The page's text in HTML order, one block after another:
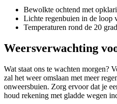
Bewolkte ochtend met
Lichte regenbuien in de loop
Temperaturen rond de 20
Weersverwachting
Wat staat ons te wachten morgen?
zal het weer omslaan met meer
onweersbuien. Zorg ervoor dat je
houd rekening met gladde wegen